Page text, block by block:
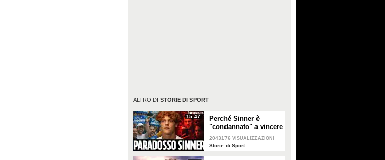
ALTRO DI STORIE DI SPORT
15:47
Perché Sinner è
"condannato" a vincere
sempre? Il lato oscuro
del successo
2043176 VISUALIZZAZIONI
Storie di Sport